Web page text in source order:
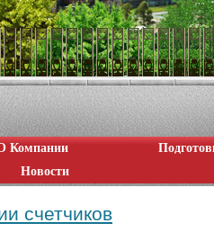
Компании
Новости
счетчиков